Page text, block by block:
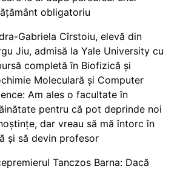
obligatoriu
Gabriela Cîrstoiu, elevă din
Jiu, admisă la Yale University cu
completă în Biofizică și
Moleculară și Computer
Am ales o facultate în
pentru că pot deprinde noi
dar vreau să mă întorc în
și să devin profesor
Tanczos Barna: Dacă